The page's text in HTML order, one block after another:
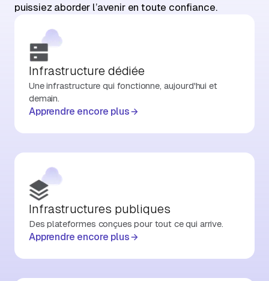
puissiez aborder l’avenir en toute confiance.
Infrastructure dédiée
Une infrastructure qui fonctionne, aujourd'hui et
demain.
Apprendre encore plus
Infrastructures publiques
Des plateformes conçues pour tout ce qui arrive.
Apprendre encore plus